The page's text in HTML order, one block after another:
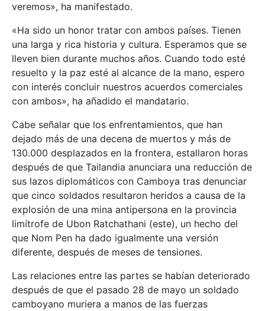
veremos», ha manifestado.
«Ha sido un honor tratar con ambos países. Tienen
una larga y rica historia y cultura. Esperamos que se
lleven bien durante muchos años. Cuando todo esté
resuelto y la paz esté al alcance de la mano, espero
con interés concluir nuestros acuerdos comerciales
con ambos», ha añadido el mandatario.
Cabe señalar que los enfrentamientos, que han
dejado más de una decena de muertos y más de
130.000 desplazados en la frontera, estallaron horas
después de que Tailandia anunciara una reducción de
sus lazos diplomáticos con Camboya tras denunciar
que cinco soldados resultaron heridos a causa de la
explosión de una mina antipersona en la provincia
limítrofe de Ubon Ratchathani (este), un hecho del
que Nom Pen ha dado igualmente una versión
diferente, después de meses de tensiones.
Las relaciones entre las partes se habían deteriorado
después de que el pasado 28 de mayo un soldado
camboyano muriera a manos de las fuerzas